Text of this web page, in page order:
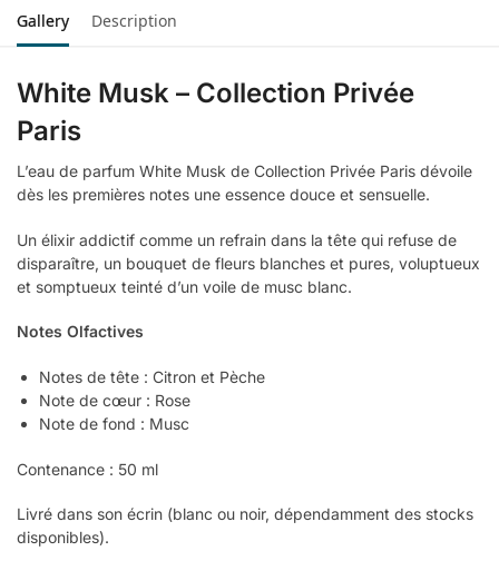
Gallery Description
White Musk – Collection Privée
Paris
L’eau de parfum White Musk de Collection Privée Paris dévoile
dès les premières notes une essence douce et sensuelle.
Un élixir addictif comme un refrain dans la tête qui refuse de
disparaître, un bouquet de fleurs blanches et pures, voluptueux
et somptueux teinté d’un voile de musc blanc.
Notes Olfactives
Notes de tête : Citron et Pèche
Note de cœur : Rose
Note de fond : Musc
Contenance : 50 ml
Livré dans son écrin (blanc ou noir, dépendamment des stocks
disponibles).